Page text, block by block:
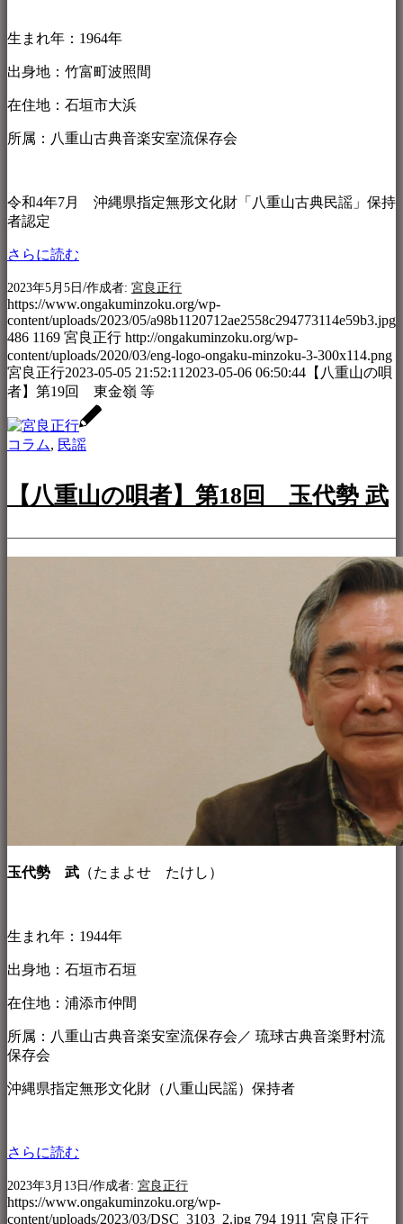
生まれ年：1964年
出身地：竹富町波照間
在住地：石垣市大浜
所属：八重山古典音楽安室流保存会
令和4年7月 沖縄県指定無形文化財「八重山古典民謡」保持
者認定
さらに読む
2023年5月5日/作成者: 宮良正行
https://www.ongakuminzoku.org/wp-
content/uploads/2023/05/a98b1120712ae2558c294773114e59b3.jpg
486 1169 宮良正行 http://ongakuminzoku.org/wp-
content/uploads/2020/03/eng-logo-ongaku-minzoku-3-300x114.png
宮良正行2023-05-05 21:52:11 2023-05-06 06:50:44 【八重山の唄
者】第19回 東金嶺 等
コラム, 民謡
【八重山の唄者】第18回 玉代勢 武
玉代勢 武 （たまよせ たけし）
生まれ年：1944年
出身地：石垣市石垣
在住地：浦添市仲間
所属：八重山古典音楽安室流保存会／ 琉球古典音楽野村流
保存会
沖縄県指定無形文化財（八重山民謡）保持者
さらに読む
2023年3月13日/作成者: 宮良正行
https://www.ongakuminzoku.org/wp-
content/uploads/2023/03/DSC_3103_2.jpg 794 1911 宮良正行